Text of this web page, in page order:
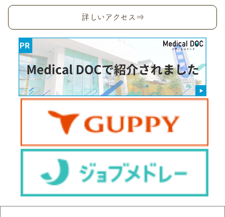
詳しいアクセス⇒